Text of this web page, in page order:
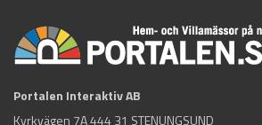
Portalen Interaktiv AB
Kyrkvägen 7A 444 31 STENUNGSUND